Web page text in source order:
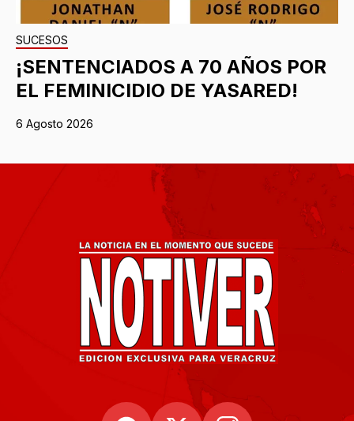
SUCESOS
¡SENTENCIADOS A 70 AÑOS POR
EL FEMINICIDIO DE YASARED!
6 Agosto 2026